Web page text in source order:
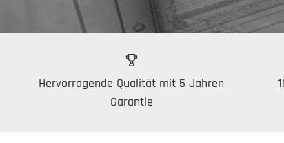
Hervorragende Qualität mit 5 Jahren
Garantie